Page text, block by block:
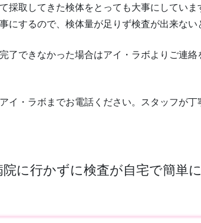
採取してきた検体をとっても大事にしていま
にするので、検体量が足りず検査が出来な
了できなかった場合はアイ・ラボよりご連
イ・ラボまでお電話ください。スタッフが
に行かずに検査が自宅で簡単に